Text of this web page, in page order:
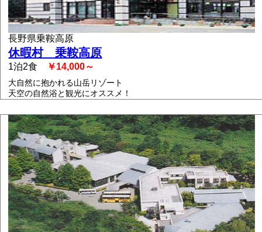
長野県乗鞍高原
休暇村 乗鞍高原
1泊2食 ￥14,000～
大自然に抱かれる山岳リゾート
天空の自然浴と観光にオススメ！